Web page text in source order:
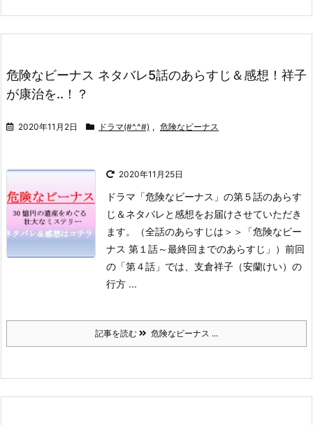
危険なビーナス ネタバレ5話のあらすじ＆感想！祥子
が康治を..！？
2020年11月2日 ドラマ(#^.^#) , 危険なビーナス
2020年11月25日
ドラマ「危険なビーナス」の第５話のあらす
じ＆ネタバレと感想をお届けさせていただき
ます。
（全話のあらすじは＞＞「危険なビー
ナス 第１話～最終回までのあらすじ」） 前回
の「第４話」では、支倉祥子（安蘭けい）の
行方 ...
記事を読む 危険なビーナス ...